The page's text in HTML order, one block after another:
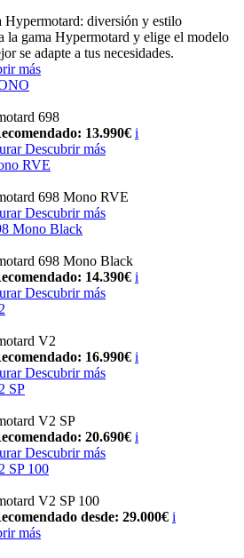
Hypermotard: diversión y estilo
la gama Hypermotard y elige el modelo
se adapte a tus necesidades.
más
698
13.990€ i
Descubrir más
RVE
698 Mono RVE
Descubrir más
Mono Black
698 Mono Black
14.390€ i
Descubrir más
V2
16.990€ i
Descubrir más
SP
V2 SP
20.690€ i
Descubrir más
SP 100
V2 SP 100
desde: 29.000€ i
más